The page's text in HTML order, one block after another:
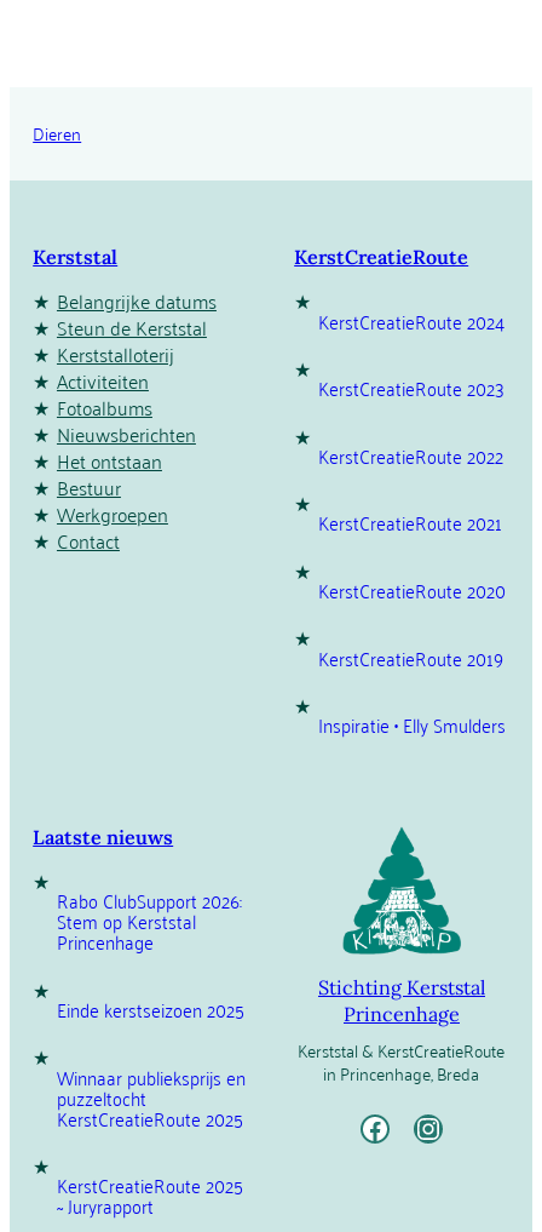
Dieren
Kerststal
Belangrijke datums
Steun de Kerststal
Kerststalloterij
Activiteiten
Fotoalbums
Nieuwsberichten
Het ontstaan
Bestuur
Werkgroepen
Contact
KerstCreatieRoute
KerstCreatieRoute 2024
KerstCreatieRoute 2023
KerstCreatieRoute 2022
KerstCreatieRoute 2021
KerstCreatieRoute 2020
KerstCreatieRoute 2019
Inspiratie • Elly Smulders
Laatste nieuws
Rabo ClubSupport 2026:
Stem op Kerststal
Princenhage
Einde kerstseizoen 2025
Winnaar publieksprijs en
puzzeltocht
KerstCreatieRoute 2025
KerstCreatieRoute 2025
~ Juryrapport
Stichting Kerststal
Princenhage
Kerststal & KerstCreatieRoute
in Princenhage, Breda
FacebookInstagram